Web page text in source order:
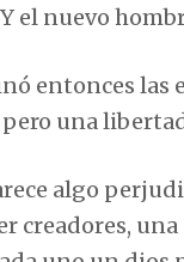
el nuevo
entonces las
una
algo
creadores,